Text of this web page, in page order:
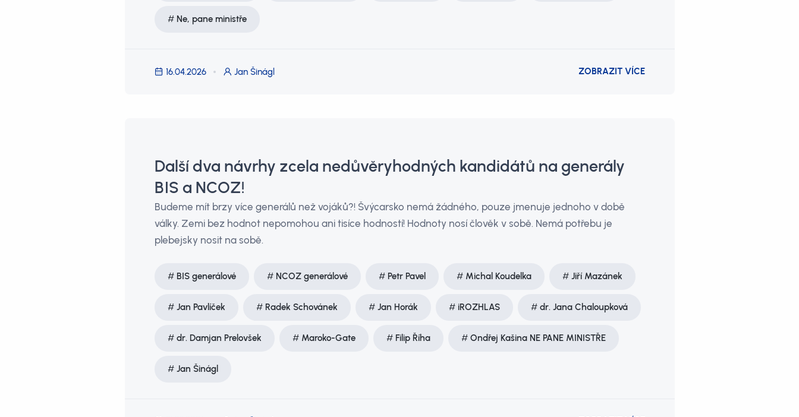
Ne, pane ministře
16.04.2026 Jan Šinágl ZOBRAZIT VÍCE
Další dva návrhy zcela nedůvěryhodných kandidátů na generály
BIS a NCOZ!
Budeme mít brzy více generálů než vojáků?! Švýcarsko nemá žádného, pouze jmenuje jednoho v době
války. Zemi bez hodnot nepomohou ani tisíce hodností! Hodnoty nosí člověk v sobě. Nemá potřebu je
plebejsky nosit na sobě.
BIS generálové NCOZ generálové Petr Pavel Michal Koudelka Jiří Mazánek
Jan Pavlíček Radek Schovánek Jan Horák iROZHLAS dr. Jana Chaloupková
dr. Damjan Prelovšek Maroko-Gate Filip Říha Ondřej Kašina NE PANE MINISTŘE
Jan Šinágl